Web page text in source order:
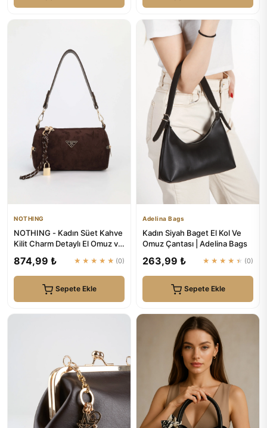
NOTHING
NOTHING - Kadın Süet Kahve
Kilit Charm Detaylı El Omuz ve
874,99 ₺ ★★★★★ (0)
Sepete Ekle
Adelina Bags
Kadın Siyah Baget El Kol Ve
Omuz Çantası | Adelina Bags
263,99 ₺ ★★★★★ (0)
Sepete Ekle